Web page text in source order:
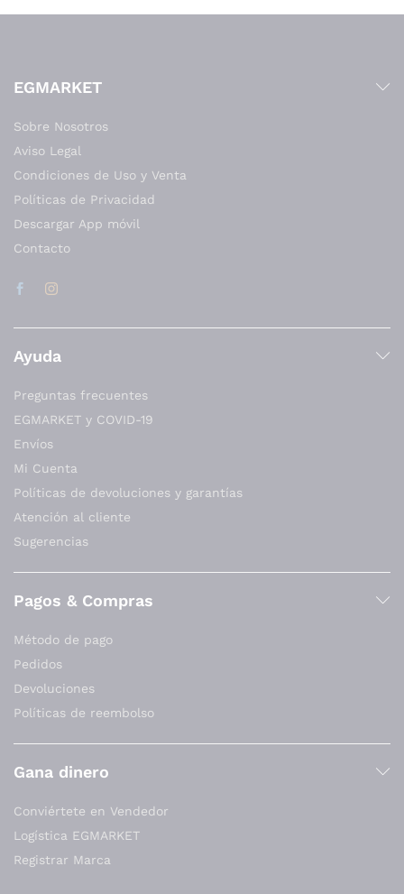
EGMARKET
Sobre Nosotros
Aviso Legal
Condiciones de Uso y Venta
Políticas de Privacidad
Descargar App móvil
Contacto
Ayuda
Preguntas frecuentes
EGMARKET y COVID-19
Envíos
Mi Cuenta
Políticas de devoluciones y garantías
Atención al cliente
Sugerencias
Pagos & Compras
Método de pago
Pedidos
Devoluciones
Políticas de reembolso
Gana dinero
Conviértete en Vendedor
Logística EGMARKET
Registrar Marca